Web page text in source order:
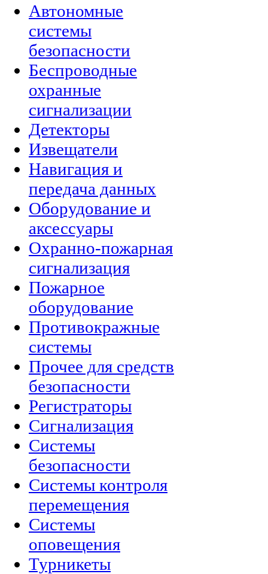
Автономные
системы
безопасности
Беспроводные
охранные
сигнализации
Детекторы
Извещатели
Навигация и
передача данных
Оборудование и
аксессуары
Охранно-пожарная
сигнализация
Пожарное
оборудование
Противокражные
системы
Прочее для средств
безопасности
Регистраторы
Сигнализация
Системы
безопасности
Системы контроля
перемещения
Системы
оповещения
Турникеты